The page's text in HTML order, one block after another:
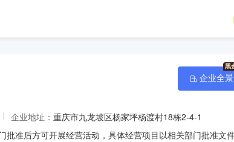
企业地址： 重庆市九龙坡区杨家坪杨渡村18栋2-4-1
企业全景